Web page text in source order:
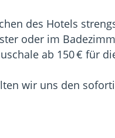
des Hotels
oder im
ab 150 € für
wir uns den